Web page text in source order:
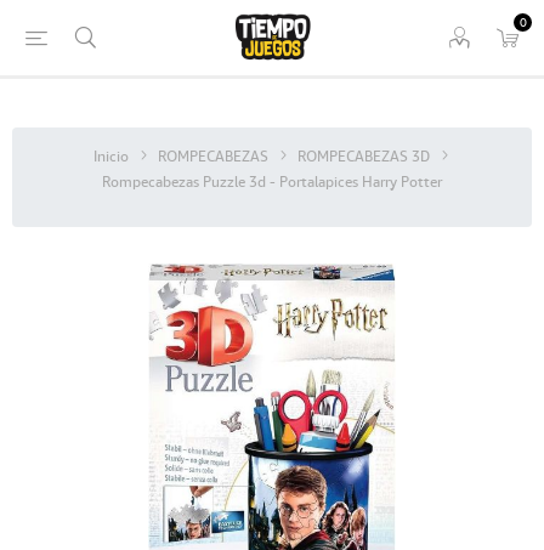
0
Inicio ROMPECABEZAS
ROMPECABEZAS 3D
Rompecabezas Puzzle 3d - Portalapices Harry Potter